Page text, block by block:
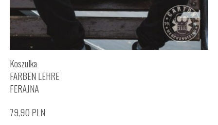
Koszulka
FARBEN LEHRE
FERAJNA
79,90 PLN